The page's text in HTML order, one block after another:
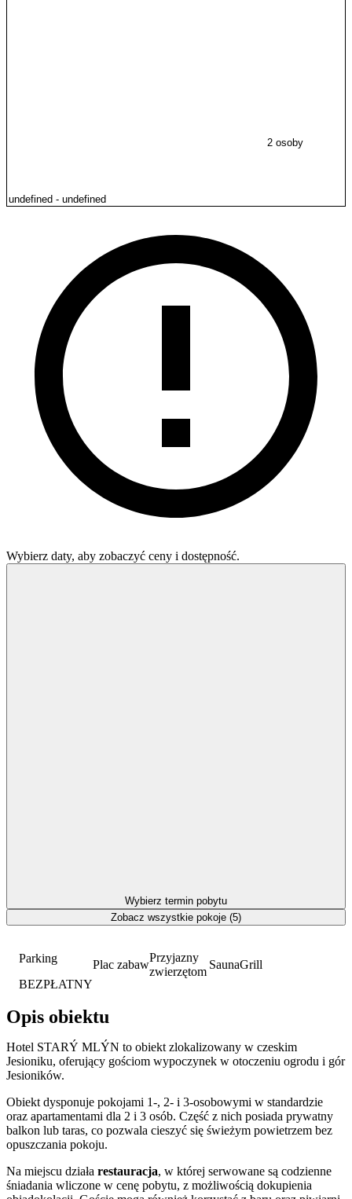
Parking
BEZPŁATNY
Plac zabaw
Przyjazny
zwierzętom
SaunaGrill
Opis obiektu
Hotel STARÝ MLÝN to obiekt zlokalizowany w czeskim
Jesioniku, oferujący gościom wypoczynek w otoczeniu ogrodu i gór
Jesioników.
Obiekt dysponuje pokojami 1-, 2- i 3-osobowymi w standardzie
oraz apartamentami dla 2 i 3 osób. Część z nich posiada prywatny
balkon lub taras, co pozwala cieszyć się świeżym powietrzem bez
opuszczania pokoju.
Na miejscu działa restauracja, w której serwowane są codzienne
śniadania wliczone w cenę pobytu, z możliwością dokupienia
2 osoby
Wybierz daty, aby zobaczyć ceny i dostępność.
Wybierz termin pobytu
Zobacz wszystkie pokoje (5)